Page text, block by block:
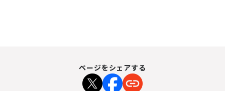
ページをシェアする